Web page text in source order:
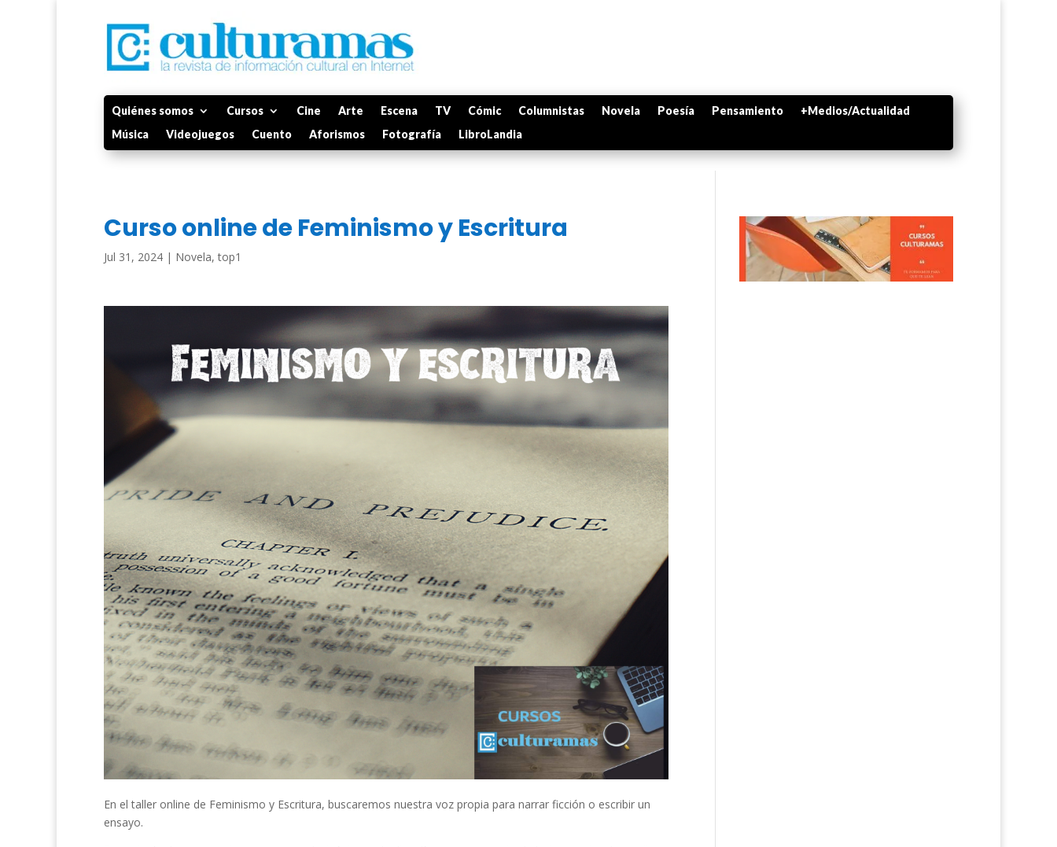
Quiénes somos Cursos Cine Arte Escena TV Cómic Columnistas Novela Poesía Pensamiento
+Medios/Actualidad
Música
Videojuegos Cuento Aforismos Fotografía LibroLandia
Curso online de Feminismo y Escritura
Jul 31, 2024 | Novela,top1
En el taller online de Feminismo y Escritura, buscaremos nuestra voz propia para narrar ficción o escribir un
ensayo.